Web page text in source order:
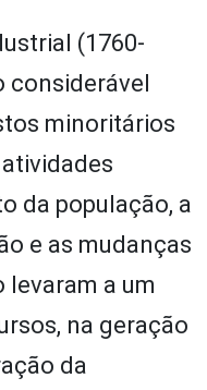
(1760-
considerável
minoritários
da população, a
e as mudanças
levaram a um
na geração
da